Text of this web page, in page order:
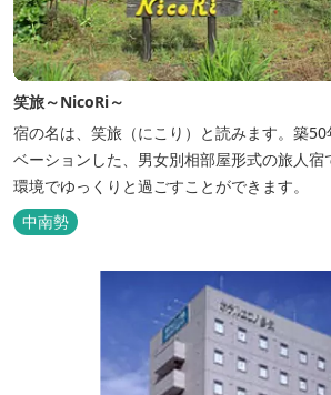
笑旅～NicoRi～
宿の名は、笑旅（にこり）と読みます。築
ベーションした、男女別相部屋形式の旅人宿
環境でゆっくりと過ごすことができます。
中南勢